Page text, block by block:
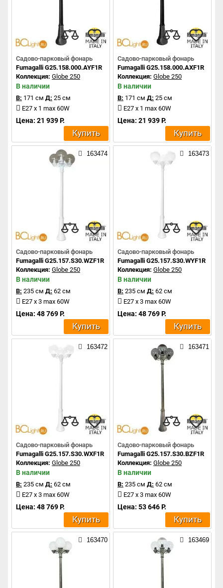
Садово-парковый фонарь
Fumagalli G25.158.000.AYF1R
Коллекция: Globe 250
В наличии
В: 171 см Д: 25 см
E27 x 1 max 60W
Цена: 21 939 Р.
Купить
Садово-парковый фонарь
Fumagalli G25.158.000.AXF1R
Коллекция: Globe 250
В наличии
В: 171 см Д: 25 см
E27 x 1 max 60W
Цена: 21 939 Р.
Купить
163474
Садово-парковый фонарь
Fumagalli G25.157.S30.WZF1R
Коллекция: Globe 250
В наличии
В: 235 см Д: 62 см
E27 x 3 max 60W
Цена: 48 769 Р.
Купить
163473
Садово-парковый фонарь
Fumagalli G25.157.S30.WYF1R
Коллекция: Globe 250
В наличии
В: 235 см Д: 62 см
E27 x 3 max 60W
Цена: 48 769 Р.
Купить
163472
Садово-парковый фонарь
Fumagalli G25.157.S30.WXF1R
Коллекция: Globe 250
В наличии
В: 235 см Д: 62 см
E27 x 3 max 60W
Цена: 48 769 Р.
Купить
163471
Садово-парковый фонарь
Fumagalli G25.157.S30.BZF1R
Коллекция: Globe 250
В наличии
В: 235 см Д: 62 см
E27 x 3 max 60W
Цена: 53 646 Р.
Купить
163470 163469